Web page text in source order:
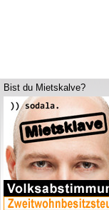
Bist du Mietskalve?